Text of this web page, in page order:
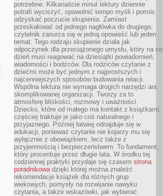
potrzebne. Kilkanaście minut lektury dziennie
potrafi wyciszyć, spowolnić tempo myśli i pomóc
odzyskać poczucie skupienia. Zamiast
przeskakiwać od jednego nagłówka do drugiego,
czytelnik zanurza się w jedną opowieść lub jeden
temat. Tego rodzaju skupienie działa jak
odpoczynek dla przeciążonego umysłu, który na co
dzień musi reagować na dziesiątki powiadomień,
wiadomości i bodźców. Dla rodziców czytanie z
dziećmi może być jednym z najprostszych i
najcenniejszych sposobów budowania relacji.
Wspólna lektura nie wymaga drogich narzędzi ani
skomplikowanej organizacji. Tworzy za to
atmosferę bliskości, rozmowy i uważności.
Dziecko, które od małego ma kontakt z książkami,
częściej traktuje je jako coś naturalnego i
przyjaznego. Później łatwiej odnajduje się w
edukacji, ponieważ czytanie nie kojarzy mu się
wyłącznie z obowiązkiem, lecz także z
przyjemnością i bezpieczeństwem. To fundament,
który procentuje przez długie lata. W środku tej
codziennej praktyki przydaje się czasem strona
poradnikowadzięki której można znaleźć
rekomendacje książek dla różnych grup
wiekowych, pomysły na rozwijanie nawyku
czytania, a także wskazówki, jak wybierać